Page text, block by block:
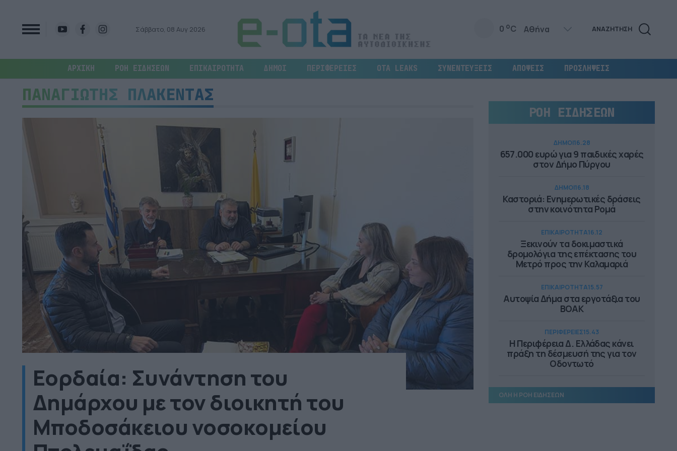
Σάββατο, 08 Αυγ 2026 0 oC ΑΝΑΖΗΤΗΣΗ
ΑΡΧΙΚΗ ΡΟΗ ΕΙΔΗΣΕΩΝ ΕΠΙΚΑΙΡΟΤΗΤΑ ΔΗΜΟΙ ΠΕΡΙΦΕΡΕΙΕΣ OTA LEAKS ΣΥΝΕΝΤΕΥΞΕΙΣ ΑΠΟΨΕΙΣ ΠΡΟΣΛΗΨΕΙΣ
ΠΑΝΑΓΙΩΤΗΣ ΠΛΑΚΕΝΤΑΣ
Εορδαία: Συνάντηση του
Δημάρχου με τον διοικητή του
Μποδοσάκειου νοσοκομείου
ΡΟΗ ΕΙΔΗΣΕΩΝ
ΔΗΜΟΙ16.28
657.000 ευρώ για 9 παιδικές χαρές
στον Δήμο Πύργου
ΔΗΜΟΙ16.18
Καστοριά: Ενημερωτικές δράσεις
στην κοινότητα Ρομά
ΕΠΙΚΑΙΡΟΤΗΤΑ16.12
Ξεκινούν τα δοκιμαστικά
δρομολόγια της επέκτασης του
Μετρό προς την Καλαμαριά
ΕΠΙΚΑΙΡΟΤΗΤΑ15.57
Αυτοψία Δήμα στα εργοτάξια του
ΒΟΑΚ
ΠΕΡΙΦΕΡΕΙΕΣ15.43
Η Περιφέρεια Δ. Ελλάδας κάνει
πράξη τη δέσμευσή της για τον
Οδοντωτό
ΔΗΜΟΙ15.03
Σεβασμό στους θεσμούς δηλώνει
ΟΛΗ Η ΡΟΗ ΕΙΔΗΣΕΩΝ